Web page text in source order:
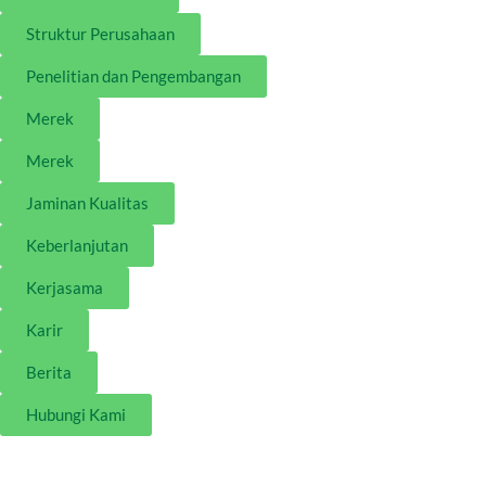
Struktur Perusahaan
Penelitian dan Pengembangan
Merek
Merek
Jaminan Kualitas
Keberlanjutan
Kerjasama
Karir
Berita
Hubungi Kami